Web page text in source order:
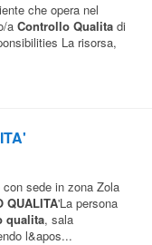
che opera nel
a Controllo Qualita di
La risorsa,
sede in zona Zola
QUALITA'La persona
qualita, sala
l&apos...